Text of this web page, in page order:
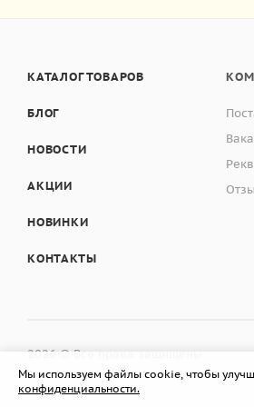
КАТАЛОГ ТОВАРОВ
БЛОГ
НОВОСТИ
АКЦИИ
НОВИНКИ
КОНТАКТЫ
2026 © Все права защищены
Мы используем файлы cookie, чтобы
конфиденциальности.